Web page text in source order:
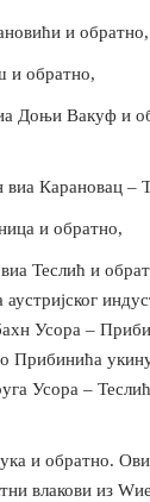
и обратно,
и обратно,
Доњи Вакуф и
Карановац –
и обратно,
Теслић и
аустријског
Усора –
Прибинића
Усора –
и обратно.
влакови из